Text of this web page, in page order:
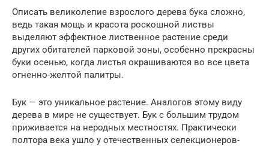
Описать великолепие взрослого дерева бука сложно,
ведь такая мощь и красота роскошной листвы
выделяют эффектное лиственное растение среди
других обитателей парковой зоны, особенно прекрасны
буки осенью, когда листья окрашиваются во все цвета
огненно-желтой палитры.
Бук — это уникальное растение. Аналогов этому виду
дерева в мире не существует. Бук с большим трудом
приживается на неродных местностях. Практически
полтора века ушло у отечественных селекционеров-